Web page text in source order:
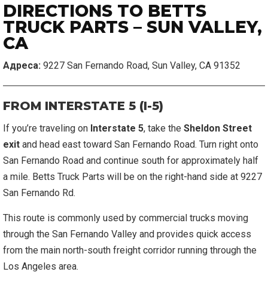
DIRECTIONS TO BETTS
TRUCK PARTS – SUN VALLEY,
CA
Адреса: 9227 San Fernando Road, Sun Valley, CA 91352
FROM INTERSTATE 5 (I-5)
If you’re traveling on Interstate 5, take the Sheldon Street
exit and head east toward San Fernando Road. Turn right onto
San Fernando Road and continue south for approximately half
a mile. Betts Truck Parts will be on the right-hand side at 9227
San Fernando Rd.
This route is commonly used by commercial trucks moving
through the San Fernando Valley and provides quick access
from the main north-south freight corridor running through the
Los Angeles area.